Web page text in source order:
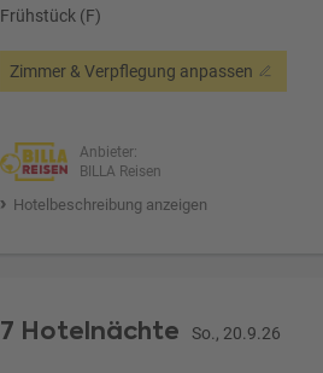
Frühstück (F)
Zimmer & Verpflegung anpassen
Anbieter:
BILLA Reisen
Hotelbeschreibung anzeigen
7 Hotelnächte So., 20.9.26